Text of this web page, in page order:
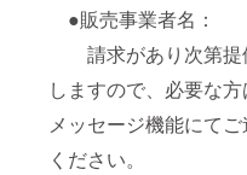
●販売事業者名：
請求があり次第提
しますので、必要な方
メッセージ機能にてご
ください。